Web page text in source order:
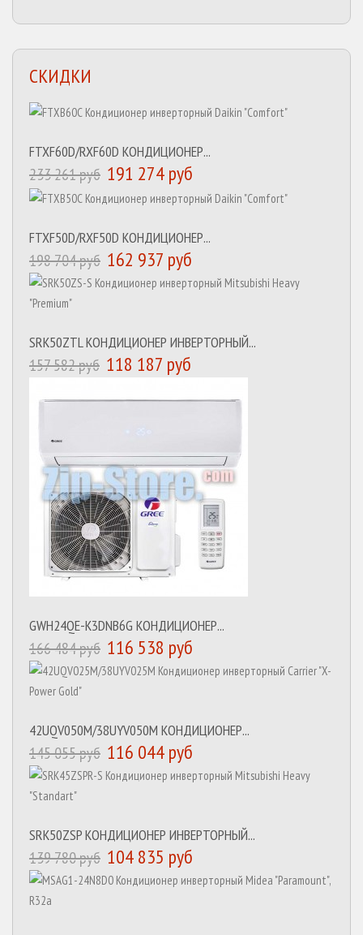
СКИДКИ
FTXF60D/RXF60D КОНДИЦИОНЕР...
233 261 руб 191 274 руб
FTXF50D/RXF50D КОНДИЦИОНЕР...
198 704 руб 162 937 руб
SRK50ZTL КОНДИЦИОНЕР ИНВЕРТОРНЫЙ...
157 582 руб 118 187 руб
GWH24QE-K3DNB6G КОНДИЦИОНЕР...
166 484 руб 116 538 руб
42UQV050M/38UYV050M КОНДИЦИОНЕР...
145 055 руб 116 044 руб
SRK50ZSP КОНДИЦИОНЕР ИНВЕРТОРНЫЙ...
139 780 руб 104 835 руб